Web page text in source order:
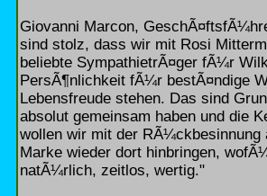
Giovanni Marcon,
sind stolz, dass wir mit Rosi
beliebte SympathietrÃ¤ger fÃ¼r
PersÃ¶nlichkeit fÃ¼r bestÃ¤ndige
Lebensfreude stehen. Das sind
absolut gemeinsam haben und die
wollen wir mit der
Marke wieder dort hinbringen,
natÃ¼rlich, zeitlos, wertig."